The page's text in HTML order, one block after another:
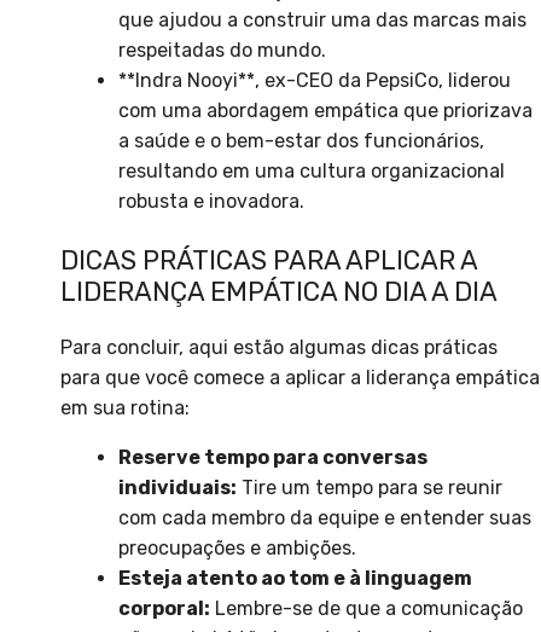
que ajudou a construir uma das marcas mais
respeitadas do mundo.
**Indra Nooyi**, ex-CEO da PepsiCo, liderou
com uma abordagem empática que priorizava
a saúde e o bem-estar dos funcionários,
resultando em uma cultura organizacional
robusta e inovadora.
DICAS PRÁTICAS PARA APLICAR A
LIDERANÇA EMPÁTICA NO DIA A DIA
Para concluir, aqui estão algumas dicas práticas
para que você comece a aplicar a liderança empática
em sua rotina:
Reserve tempo para conversas
individuais: Tire um tempo para se reunir
com cada membro da equipe e entender suas
preocupações e ambições.
Esteja atento ao tom e à linguagem
corporal: Lembre-se de que a comunicação